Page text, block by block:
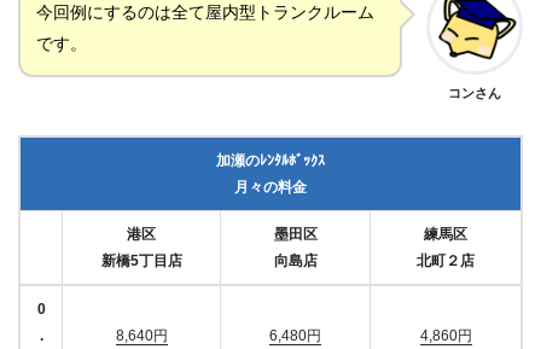
今回例にするのは全て屋内型トランクルーム
です。
コンさん
加瀬のﾚﾝﾀﾙﾎﾞｯｸｽ
月々の料金
港区
新橋5丁目店
墨田区
向島店
練馬区
北町２店
0
.
8,640円
6,480円
4,860円